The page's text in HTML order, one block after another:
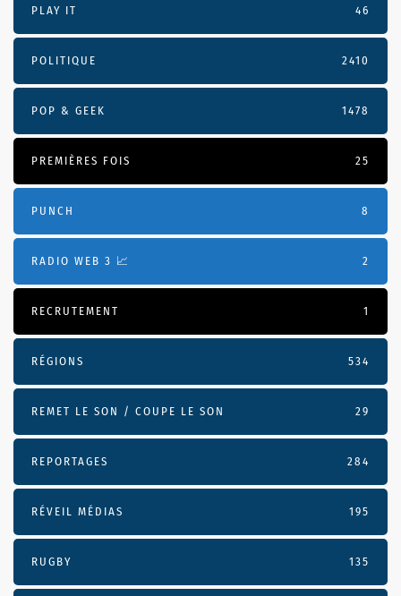
PLAY IT 46
POLITIQUE 2410
POP & GEEK 1478
PREMIÈRES FOIS 25
PUNCH 8
RADIO WEB 3 📈 2
RECRUTEMENT 1
RÉGIONS 534
REMET LE SON / COUPE LE SON 29
REPORTAGES 284
RÉVEIL MÉDIAS 195
RUGBY 135